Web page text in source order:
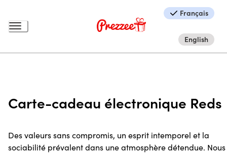
Français
English
Carte-cadeau électronique Reds
Des valeurs sans compromis, un esprit intemporel et la
sociabilité prévalent dans une atmosphère détendue. Nous